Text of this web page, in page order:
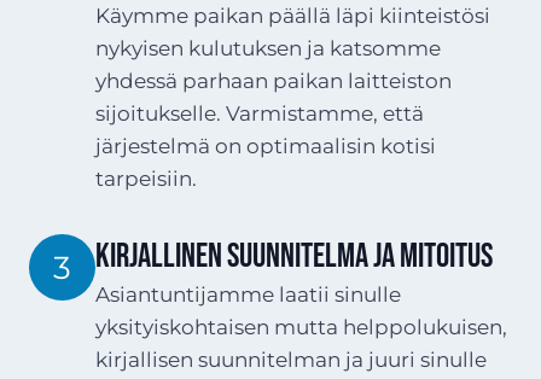
Käymme paikan päällä läpi kiinteistösi
nykyisen kulutuksen ja katsomme
yhdessä parhaan paikan laitteiston
sijoitukselle. Varmistamme, että
järjestelmä on optimaalisin kotisi
tarpeisiin.
3 Kirjallinen suunnitelma ja mitoitus
Asiantuntijamme laatii sinulle
yksityiskohtaisen mutta helppolukuisen,
kirjallisen suunnitelman ja juuri sinulle